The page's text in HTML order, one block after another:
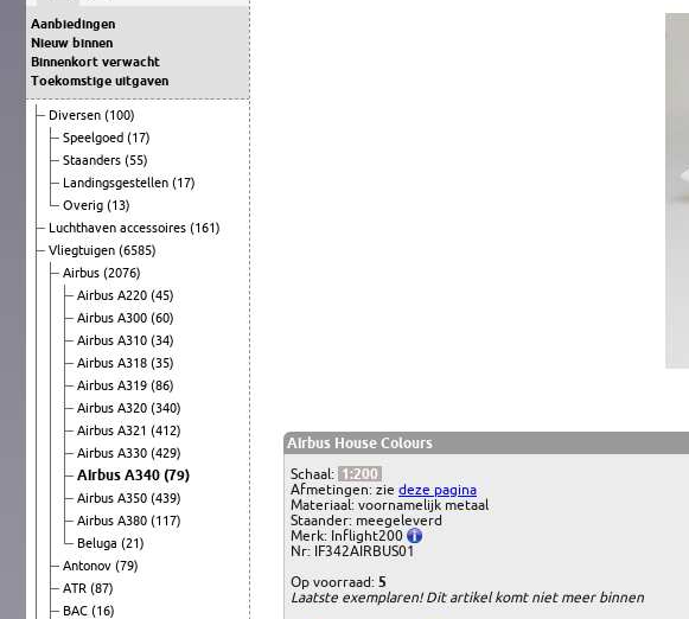
Aanbiedingen
Nieuw binnen
Binnenkort verwacht
Toekomstige uitgaven
Diversen (100)
Speelgoed (17)
Staanders (55)
Landingsgestellen (17)
Overig (13)
Luchthaven accessoires (161)
Vliegtuigen (6585)
Airbus (2076)
Airbus A220 (45)
Airbus A300 (60)
Airbus A310 (34)
Airbus A318 (35)
Airbus A319 (86)
Airbus A320 (340)
Airbus A321 (412)
Airbus A330 (429)
Airbus A340 (79)
Airbus A350 (439)
Airbus A380 (117)
Beluga (21)
Antonov (79)
ATR (87)
BAC (16)
Airbus House Colours
Schaal: 1:200
Afmetingen: zie deze pagina
Materiaal: voornamelijk metaal
Staander: meegeleverd
Merk: Inflight200
Nr: IF342AIRBUS01
Op voorraad: 5
Laatste exemplaren! Dit artikel komt niet meer binnen